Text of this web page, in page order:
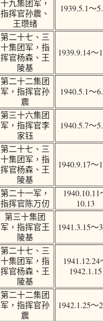
十九集团军，
指挥官孙震、
王瓒绪
1939.5.1～
第二十七、三
十集团军，指
挥官杨森、王
陵基
1939.9.14～
第二十二集团
军，指挥官孙
震
1940.5.1～
第三十六集团
军，指挥官李
家钰
1940.5.7～
第二十七、三
十集团军，指
挥官杨森、王
陵基
1940.9.17～
第二十一军，
指挥官陈万仞
1940.10.11
10.13
第三十集团
军，指挥官王
陵基
1941.3.15～
第二十七、三
十集团军，指
挥官杨森、王
陵基
1941.12.24
1942.1.15
第二十二集团
军，指挥官孙
震
1942.1.25～